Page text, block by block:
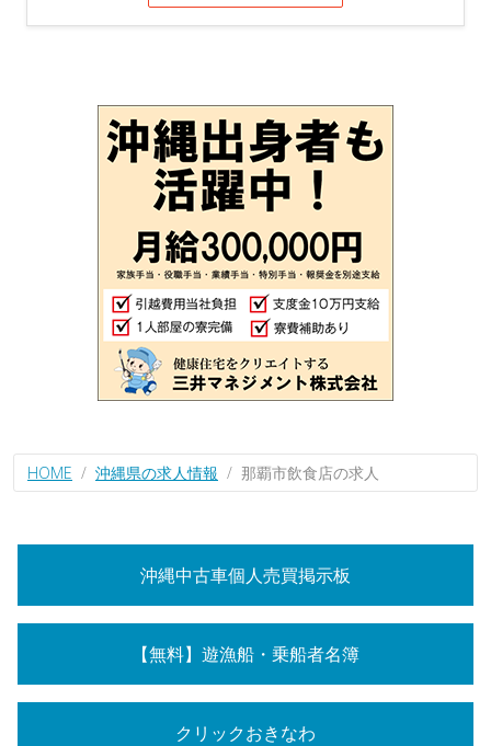
HOME 沖縄県の求人情報 那覇市飲食店の求人
沖縄中古車個人売買掲示板
【無料】遊漁船・乗船者名簿
クリックおきなわ